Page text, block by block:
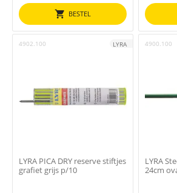
BESTEL
4902.100 LYRA
LYRA PICA DRY reserve stiftjes
grafiet grijs p/10
4900.100
LYRA
24cm